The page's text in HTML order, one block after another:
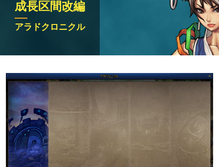
成長区間改編
追加改善及び変更事項
成長区間改編
アラドクロニクル